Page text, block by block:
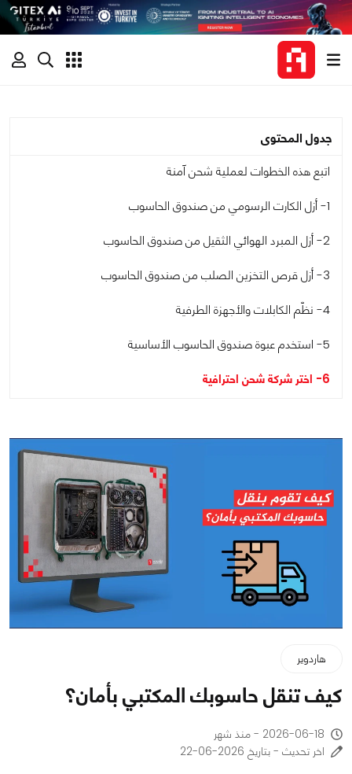
جدول المحتوى
اتبع هذه الخطوات لعملية شحن آمنة
1- أزل الكارت الرسومي من صندوق الحاسوب
2- أزل المبرد الهوائي الثقيل من صندوق الحاسوب
3- أزل قرص التخزين الصلب من صندوق الحاسوب
4- نظّم الكابلات والأجهزة الطرفية
5- استخدم عبوة صندوق الحاسوب الأساسية
6- اختر شركة شحن احترافية
هاردوير
كيف تنقل حاسوبك المكتبي بأمان؟
2026-06-18 - منذ شهر
اخر تحديث - بتاريخ 2026-06-22